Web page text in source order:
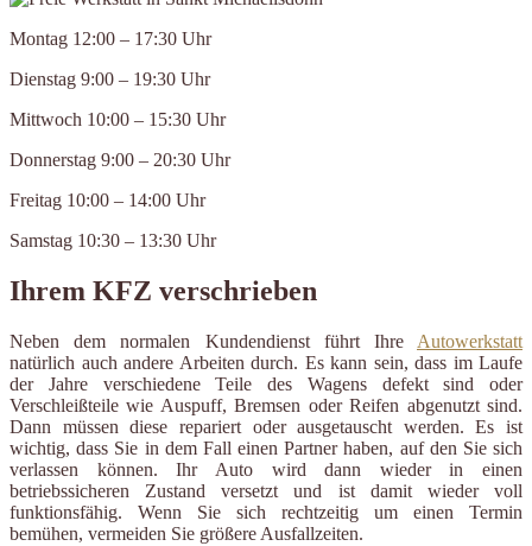
Montag 12:00 – 17:30 Uhr
Dienstag 9:00 – 19:30 Uhr
Mittwoch 10:00 – 15:30 Uhr
Donnerstag 9:00 – 20:30 Uhr
Freitag 10:00 – 14:00 Uhr
Samstag 10:30 – 13:30 Uhr
Ihrem KFZ verschrieben
Neben dem normalen Kundendienst führt Ihre Autowerkstatt
natürlich auch andere Arbeiten durch. Es kann sein, dass im Laufe
der Jahre verschiedene Teile des Wagens defekt sind oder
Verschleißteile wie Auspuff, Bremsen oder Reifen abgenutzt sind.
Dann müssen diese repariert oder ausgetauscht werden. Es ist
wichtig, dass Sie in dem Fall einen Partner haben, auf den Sie sich
verlassen können. Ihr Auto wird dann wieder in einen
betriebssicheren Zustand versetzt und ist damit wieder voll
funktionsfähig. Wenn Sie sich rechtzeitig um einen Termin
bemühen, vermeiden Sie größere Ausfallzeiten.